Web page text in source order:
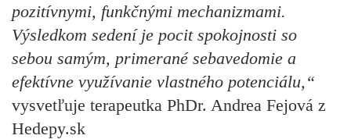
pozitívnymi, funkčnými mechanizmami.
Výsledkom sedení je pocit spokojnosti so
sebou samým, primerané sebavedomie a
efektívne využívanie vlastného potenciálu,“
vysvetľuje terapeutka PhDr. Andrea Fejová z
Hedepy.sk